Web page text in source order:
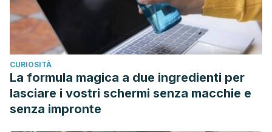
CURIOSITÀ
La formula magica a due ingredienti per
lasciare i vostri schermi senza macchie e
senza impronte